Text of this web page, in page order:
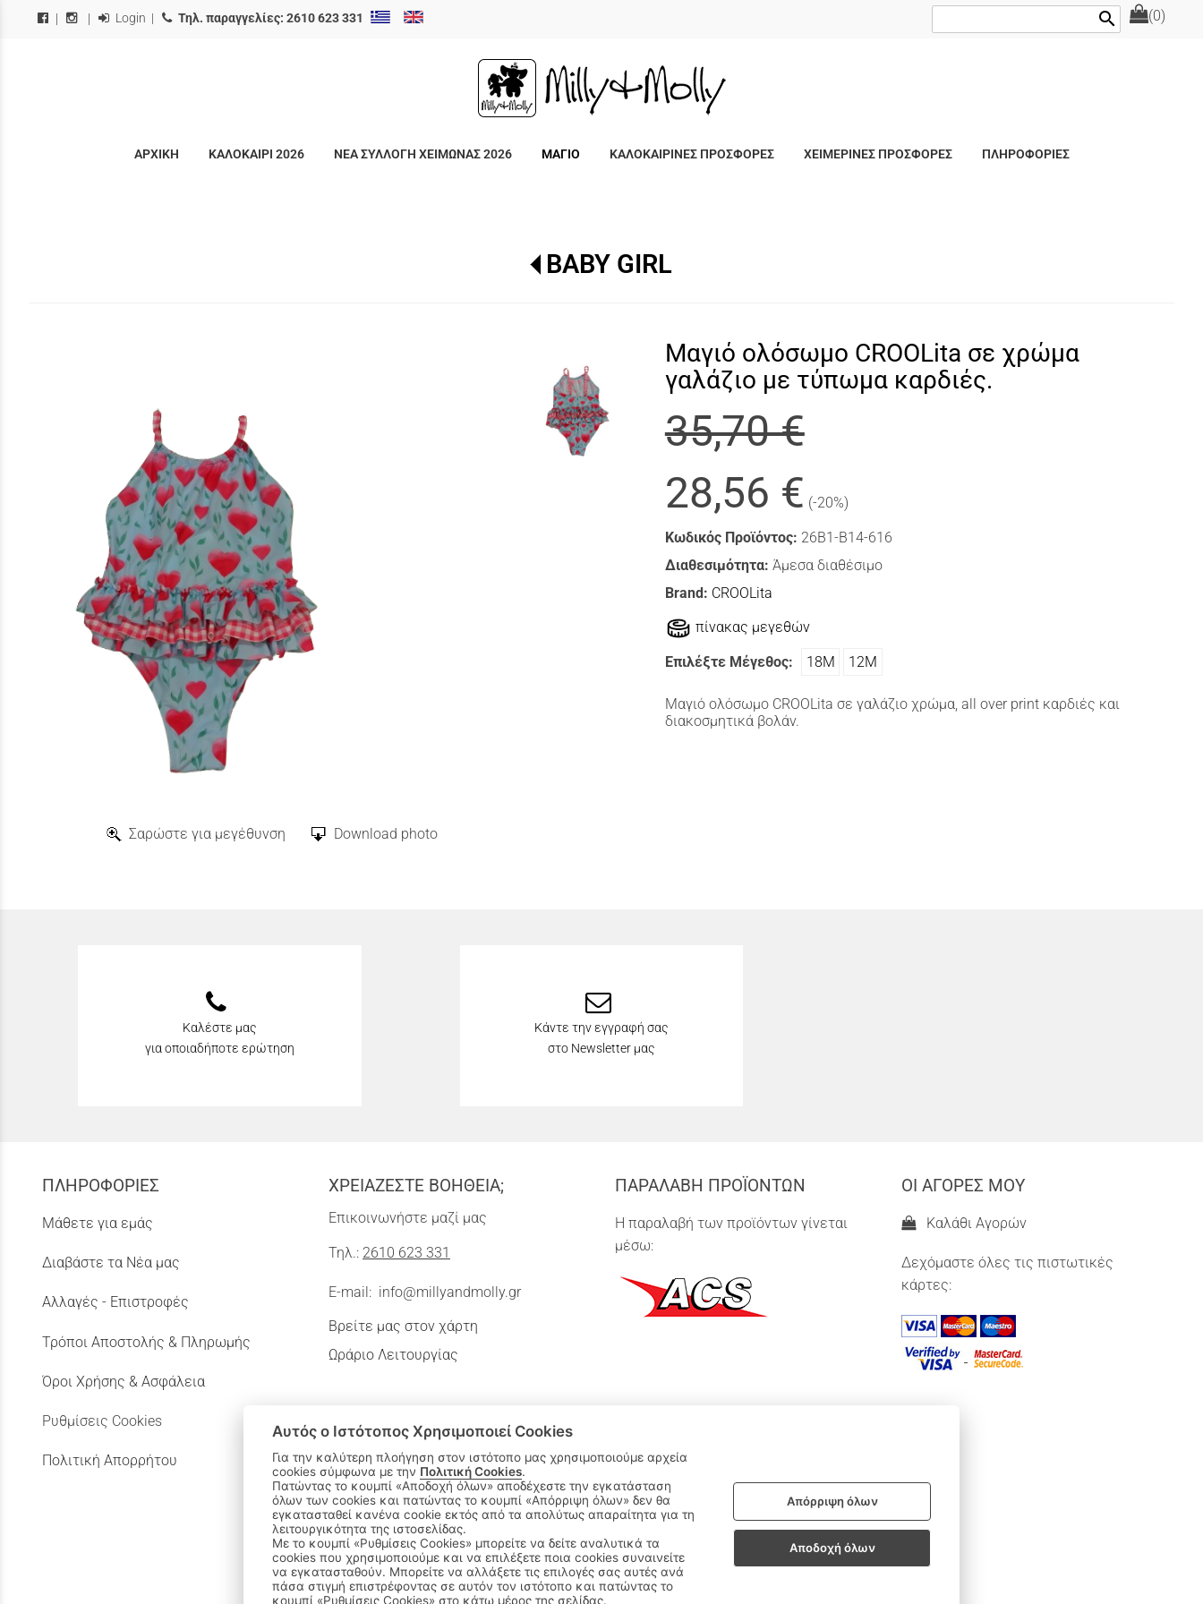
Login | Τηλ. παραγγελίες: 2610 623 331 (0)
search
ΑΡΧΙΚΗ ΚΑΛΟΚΑΙΡΙ 2026 ΝΕΑ ΣΥΛΛΟΓΗ ΧΕΙΜΩΝΑΣ 2026 ΜΑΓΙΟ ΚΑΛΟΚΑΙΡΙΝΕΣ ΠΡΟΣΦΟΡΕΣ ΧΕΙΜΕΡΙΝΕΣ ΠΡΟΣΦΟΡΕΣ ΠΛΗΡΟΦΟΡΙΕΣ
BABY GIRL
Σαρώστε για μεγέθυνση Download photo
Μαγιό ολόσωμο CROOLita σε χρώμα
γαλάζιο με τύπωμα καρδιές.
35,70 €
28,56 € (-20%)
Κωδικός Προϊόντος: 26B1-B14-616
Διαθεσιμότητα: Άμεσα διαθέσιμο
Brand: CROOLita
πίνακας μεγεθών
Επιλέξτε Μέγεθος: 18Μ 12Μ
Μαγιό ολόσωμο CROOLita σε γαλάζιο χρώμα, all over print καρδιές και
διακοσμητικά βολάν.
Καλέστε μας
για οποιαδήποτε ερώτηση
Κάντε την εγγραφή σας
στο Newsletter μας
ΠΛΗΡΟΦΟΡΙΕΣ
Μάθετε για εμάς
Διαβάστε τα Νέα μας
Αλλαγές - Επιστροφές
Τρόποι Αποστολής & Πληρωμής
Όροι Χρήσης & Ασφάλεια
Ρυθμίσεις Cookies
Πολιτική Απορρήτου
ΧΡΕΙΑΖΕΣΤΕ ΒΟΗΘΕΙΑ;
Επικοινωνήστε μαζί μας
Τηλ.: 2610 623 331
E-mail: info@millyandmolly.gr
Βρείτε μας στον χάρτη
Ωράριο Λειτουργίας
ΠΑΡΑΛΑΒΗ ΠΡΟΪΟΝΤΩΝ
Η παραλαβή των προϊόντων γίνεται
μέσω:
ΟΙ ΑΓΟΡΕΣ ΜΟΥ
Καλάθι Αγορών
Δεχόμαστε όλες τις πιστωτικές
κάρτες:
ΑΚΟΛΟΥΘΗΣΤΕ ΜΑΣ: |
Sitemap/Login
Αυτός ο Ιστότοπος Χρησιμοποιεί Cookies
Για την καλύτερη πλοήγηση στον ιστότοπο μας χρησιμοποιούμε αρχεία
cookies σύμφωνα με την Πολιτική Cookies.
Πατώντας το κουμπί «Αποδοχή όλων» αποδέχεστε την εγκατάσταση
όλων των cookies και πατώντας το κουμπί «Απόρριψη όλων» δεν θα
εγκατασταθεί κανένα cookie εκτός από τα απολύτως απαραίτητα για τη
λειτουργικότητα της ιστοσελίδας.
Με το κουμπί «Ρυθμίσεις Cookies» μπορείτε να δείτε αναλυτικά τα
cookies που χρησιμοποιούμε και να επιλέξετε ποια cookies συναινείτε
να εγκατασταθούν. Μπορείτε να αλλάξετε τις επιλογές σας αυτές ανά
πάσα στιγμή επιστρέφοντας σε αυτόν τον ιστότοπο και πατώντας το
κουμπί «Ρυθμίσεις Cookies» στο κάτω μέρος της σελίδας.
Απόρριψη όλων
Αποδοχή όλων